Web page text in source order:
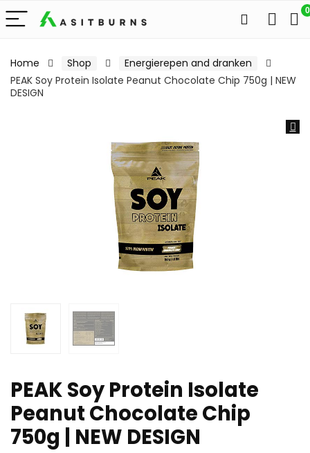
0
Home Shop
Energierepen and dranken
PEAK Soy Protein Isolate Peanut Chocolate Chip 750g | NEW
DESIGN
PEAK Soy Protein Isolate
Peanut Chocolate Chip
750g | NEW DESIGN